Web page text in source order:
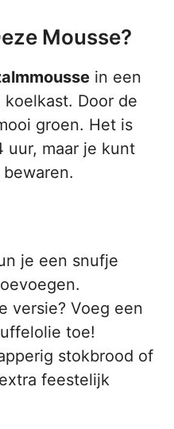
Mousse?
in een
Door de
groen. Het is
uur, maar je kunt
je een snufje
versie? Voeg een
toe!
stokbrood of
feestelijk